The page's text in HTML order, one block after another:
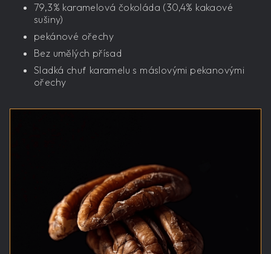
79,3% karamelová čokoláda (30,4% kakaové
sušiny)
pekánové ořechy
Bez umělých přísad
Sladká chuť karamelu s máslovými pekanovými
ořechy